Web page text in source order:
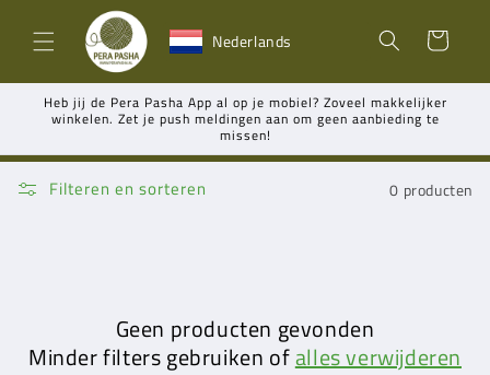
naar de
content Nederlands Winkelwagen
Heb jij de Pera Pasha App al op je mobiel? Zoveel makkelijker
winkelen. Zet je push meldingen aan om geen aanbieding te
missen!
Filteren en sorteren 0 producten
Geen producten gevonden
Minder filters gebruiken ofalles verwijderen